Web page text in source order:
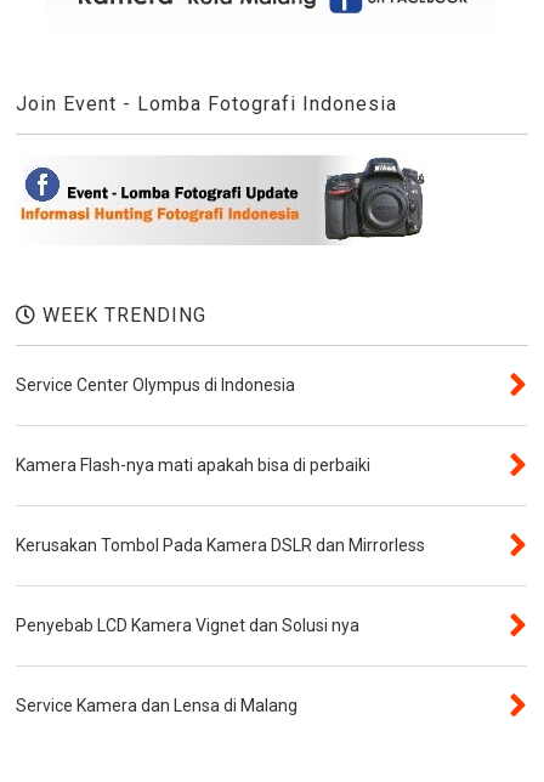
Join Event - Lomba Fotografi Indonesia
WEEK TRENDING
Service Center Olympus di Indonesia
Kamera Flash-nya mati apakah bisa di perbaiki
Kerusakan Tombol Pada Kamera DSLR dan Mirrorless
Penyebab LCD Kamera Vignet dan Solusi nya
Service Kamera dan Lensa di Malang